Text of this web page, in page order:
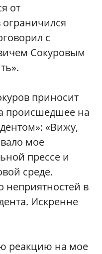
от
с
Сокуровым
приносит
происшедшее на
«Вижу,
мое
прессе и
среде.
неприятностей в
Искренне
реакцию на мое